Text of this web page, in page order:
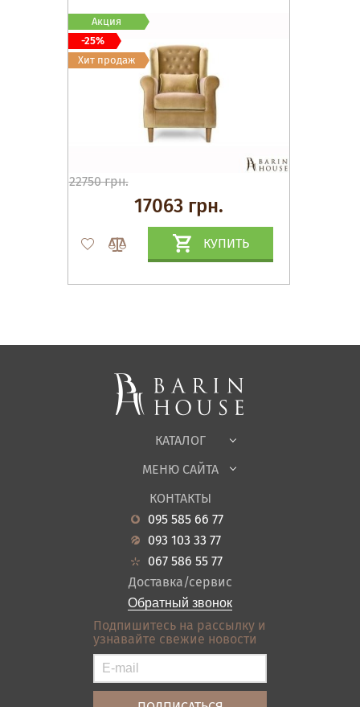
22750 грн.
17063 грн.
КУПИТЬ
Акция
-25%
Хит продаж
КАТАЛОГ
Спальни, Кровати
Корпусная мебель
Офисная мебель
Садовая мебель
Гостиная
Кухня
Прихожие
Ванная
Акции
МЕНЮ САЙТА
О нас
Новости
Гарантия
Кредит
Оплата и доставка
Отзывы
Контакты
Карта сайта
Условия покупки
КОНТАКТЫ
095 585 66 77
093 103 33 77
067 586 55 77
Доставка/сервис
Обратный звонок
Подпишитесь на рассылку и
узнавайте свежие новости